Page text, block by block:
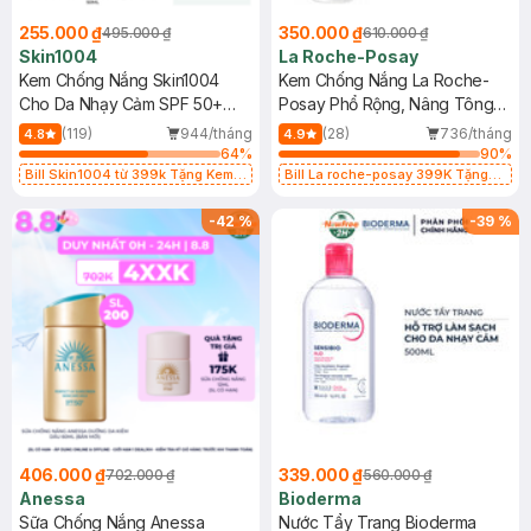
255.000 ₫495.000 ₫
Skin1004
Kem Chống Nắng Skin1004
Cho Da Nhạy Cảm SPF 50+
50ml
4.8 (119)
944/tháng
64%
Bill Skin1004 từ 399k Tặng Kem
SPF 50+ 20ml (SL Có Hạn)
350.000 ₫610.000 ₫
La Roche-Posay
Kem Chống Nắng La Roche-
Posay Phổ Rộng, Nâng Tông
Kiềm Dầu 50ml
4.9 (28)
736/tháng
90%
Bill La roche-posay 399K Tặng
(SL có hạn)
-42%
406.000 ₫702.000 ₫
Anessa
Sữa Chống Nắng Anessa
-39 %
339.000 ₫560.000 ₫
Bioderma
Nước Tẩy Trang Bioderma